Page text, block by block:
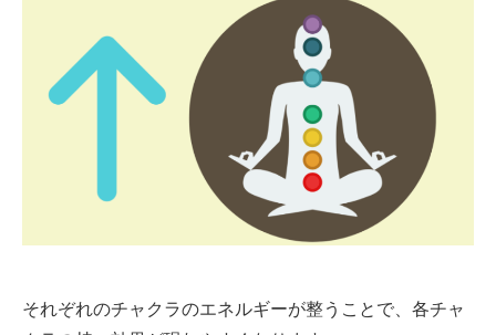
それぞれのチャクラのエネルギーが整うことで、各チャ